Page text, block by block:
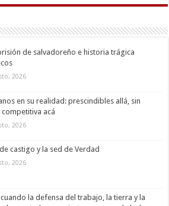
de salvadoreño e historia trágica
2026
en su realidad: prescindibles allá, sin
competitiva acá
2026
castigo y la sed de Verdad
2026
cuando la defensa del trabajo, la tierra y la